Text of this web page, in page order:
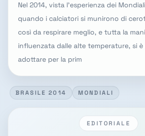
Nel 2014, vista l'esperienza dei
quando i calciatori si munirono di
così da respirare meglio, e tutta la
influenzata dalle alte temperature, si
adottare per la prim
BRASILE 2014 MONDIALI
EDITORIALE